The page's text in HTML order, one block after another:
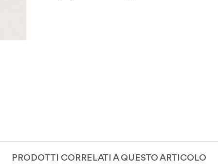
PRODOTTI CORRELATI A QUESTO ARTICOLO